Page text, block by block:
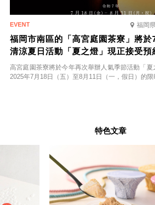
福岡県
福岡市南區的「高宮庭園茶寮」將於
清涼夏日活動「夏之燈」現正接受預
高宮庭園茶寮將於今年再次舉辦人氣季節活動「夏
2025年7月18日（五）至8月11日（一，假日）的限
特色文章